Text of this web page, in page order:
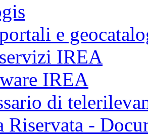
e
IREA
IREA
di
Riservata -